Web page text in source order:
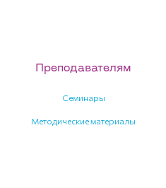
Преподавателям
Семинары
Методические материалы